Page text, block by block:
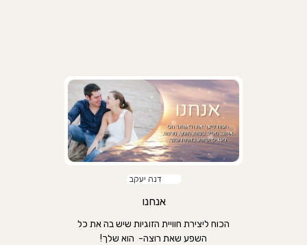
דנה יעקב
אנחנו
הכוח ליצירת חוויית הזוגיות שיש בה את כל
השפע שאת רוצה- הוא שלך!